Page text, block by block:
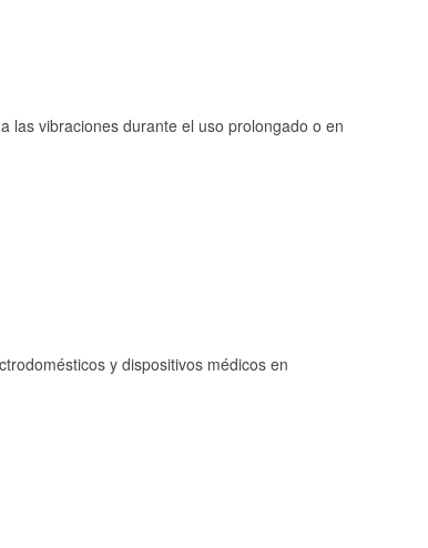
las vibraciones durante el uso prolongado o en
y dispositivos médicos en